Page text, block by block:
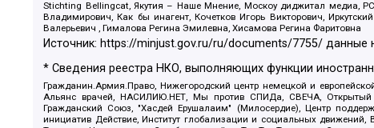
Stichting Bellingcat, Якутия – Наше Мнение, Москоу диджитал медиа,
Владимирович, Как бы инагент, Кочетков Игорь Викторович,
Валерьевич , Гималова Регина Эмилевна, Хисамова Регина Фаритовна
Источник: https://minjust.gov.ru/ru/documents/7755/ данные
* Сведения реестра НКО, выполняющих функции
Гражданин.Армия.Право, Нижегородский центр немецкой и
Альянс врачей, НАСИЛИЮ.НЕТ, Мы против СПИДа, СВЕЧА, Открытый
Гражданский Союз, "Хасдей Ерушалаим" (Милосердие), Центр
инициатив Действие, Институт глобализации и социальных